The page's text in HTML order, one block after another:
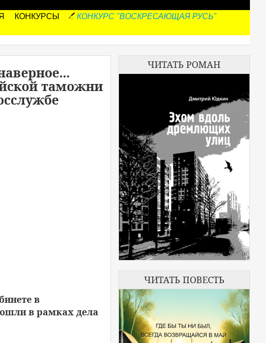
КОНКУРСЫ
КОНКУРС "ВОСКРЕСАЮЩАЯ РУСЬ"
таможни
в
в рамках дела
ЧИТАТЬ РОМАН
ЧИТАТЬ ПОВЕСТЬ